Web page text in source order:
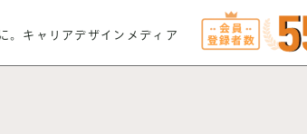
。 キャリアデザインメディア